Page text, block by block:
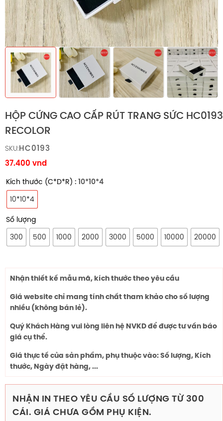
HỘP CỨNG CAO CẤP RÚT TRANG SỨC HC0193
RECOLOR
SKU:HC0193
37.400 vnd
Kích thước (C*D*R) : 10*10*4
10*10*4
Số lượng
300
500 1000 2000 3000 5000 10000 20000
Nhận thiết kế mẫu mã, kích thước theo yêu cầu
Giá website chỉ mang tính chất tham khảo cho số lượng
nhiều (không bán lẻ).
Quý Khách Hàng vui lòng liên hệ NVKD để được tư vấn báo
giá cụ thể.
Giá thực tế của sản phẩm, phụ thuộc vào: Số lượng, Kích
thước, Ngày đặt hàng, ...
NHẬN IN THEO YÊU CẦU SỐ LƯỢNG TỪ 300
CÁI. GIÁ CHƯA GỒM PHỤ KIỆN.